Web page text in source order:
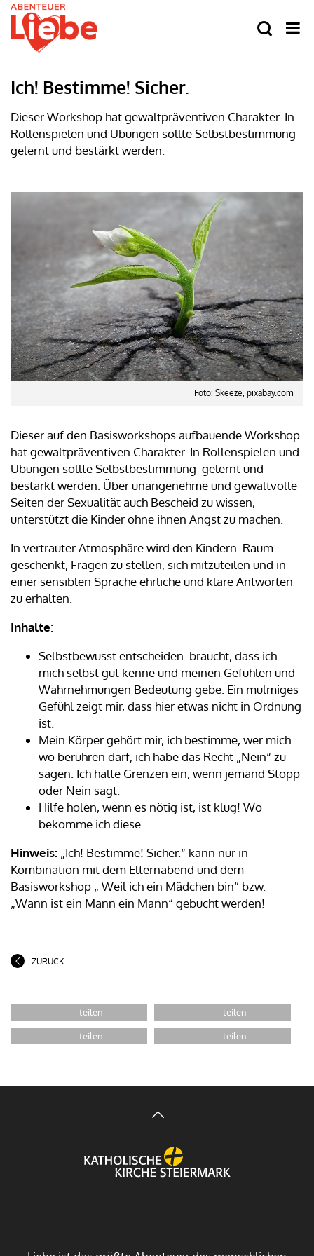
Ich! Bestimme! Sicher.
Dieser Workshop hat gewaltpräventiven Charakter. In
Rollenspielen und Übungen sollte Selbstbestimmung
gelernt und bestärkt werden.
Foto: Skeeze, pixabay.com
Dieser auf den Basisworkshops aufbauende Workshop
hat gewaltpräventiven Charakter. In Rollenspielen und
Übungen sollte Selbstbestimmung gelernt und
bestärkt werden. Über unangenehme und gewaltvolle
Seiten der Sexualität auch Bescheid zu wissen,
unterstützt die Kinder ohne ihnen Angst zu machen.
In vertrauter Atmosphäre wird den Kindern Raum
geschenkt, Fragen zu stellen, sich mitzuteilen und in
einer sensiblen Sprache ehrliche und klare Antworten
zu erhalten.
Inhalte:
Selbstbewusst entscheiden braucht, dass ich
mich selbst gut kenne und meinen Gefühlen und
Wahrnehmungen Bedeutung gebe. Ein mulmiges
Gefühl zeigt mir, dass hier etwas nicht in Ordnung
ist.
Mein Körper gehört mir, ich bestimme, wer mich
wo berühren darf, ich habe das Recht „Nein“ zu
sagen. Ich halte Grenzen ein, wenn jemand Stopp
oder Nein sagt.
Hilfe holen, wenn es nötig ist, ist klug! Wo
bekomme ich diese.
Hinweis: „Ich! Bestimme! Sicher.“ kann nur in
Kombination mit dem Elternabend und dem
Basisworkshop „ Weil ich ein Mädchen bin“ bzw.
„Wann ist ein Mann ein Mann“ gebucht werden!
ZURÜCK